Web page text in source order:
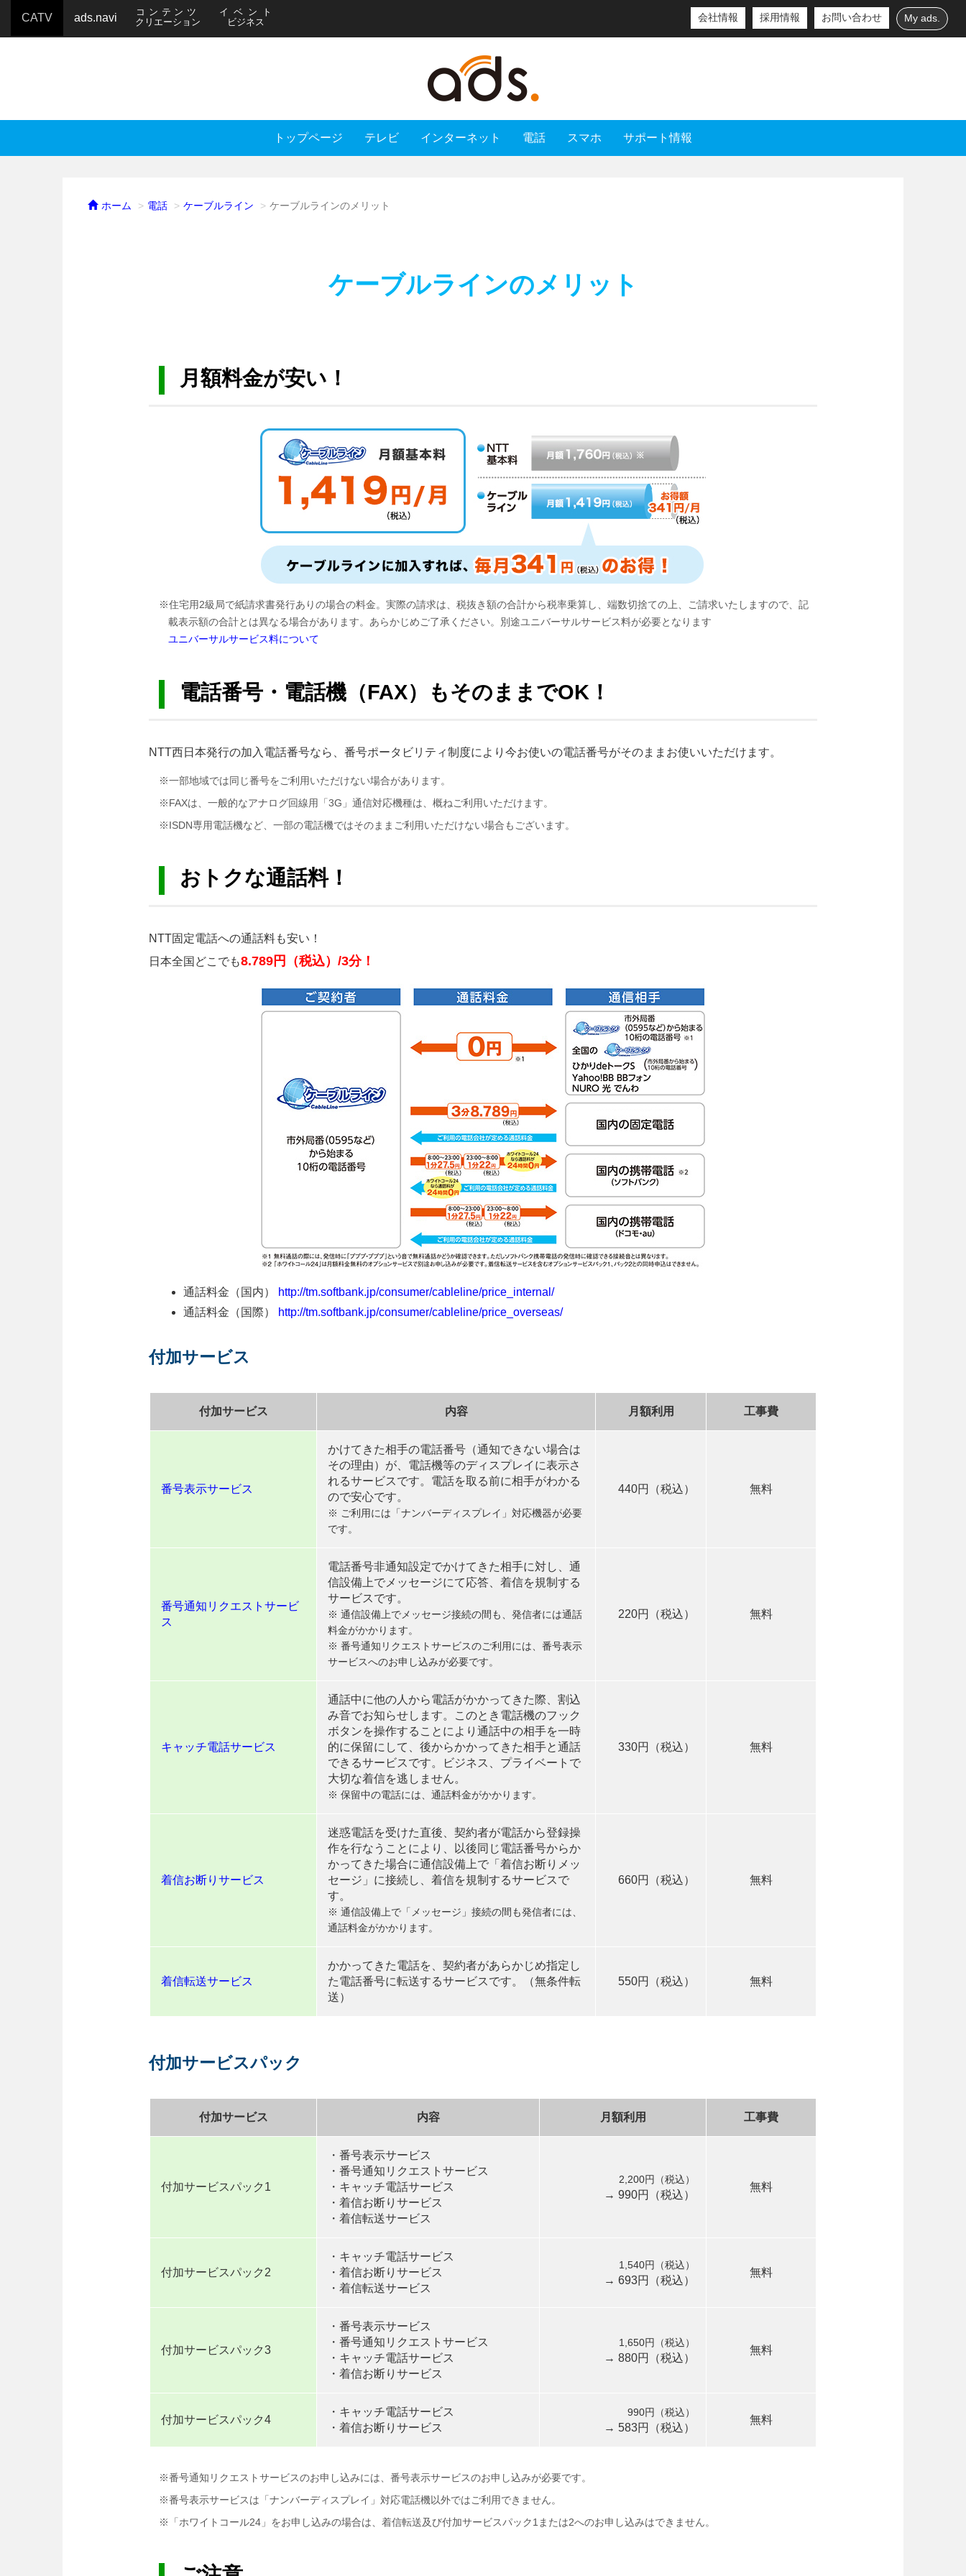
CATV ads.navi
コンテンツ
クリエーション
イベント
ビジネス
会社情報 採用情報 お問い合わせ My ads.
トップページ テレビ インターネット 電話 スマホ サポート情報
ホーム 電話 ケーブルライン ケーブルラインのメリット
ケーブルラインのメリット
月額料金が安い！
※住宅用2級局で紙請求書発行ありの場合の料金。実際の請求は、税抜き額の合計から税率乗算し、端数切捨ての上、ご請求いたしますので、記
載表示額の合計とは異なる場合があります。あらかじめご了承ください。別途ユニバーサルサービス料が必要となります
ユニバーサルサービス料について
電話番号・電話機（FAX）もそのままでOK！
NTT西日本発行の加入電話番号なら、番号ポータビリティ制度により今お使いの電話番号がそのままお使いいただけます。
※一部地域では同じ番号をご利用いただけない場合があります。
※FAXは、一般的なアナログ回線用「3G」通信対応機種は、概ねご利用いただけます。
※ISDN専用電話機など、一部の電話機ではそのままご利用いただけない場合もございます。
おトクな通話料！
NTT固定電話への通話料も安い！
日本全国どこでも8.789円（税込）/3分！
通話料金（国内）
http://tm.softbank.jp/consumer/cableline/price_internal/
通話料金（国際）
http://tm.softbank.jp/consumer/cableline/price_overseas/
付加サービス
付加サービス 内容 月額利用 工事費
番号表示サービス
かけてきた相手の電話番号（通知できない場合は
その理由）が、電話機等のディスプレイに表示さ
れるサービスです。電話を取る前に相手がわかる
ので安心です。
※ ご利用には「ナンバーディスプレイ」対応機器が必要
です。
440円（税込） 無料
番号通知リクエストサービ
ス
電話番号非通知設定でかけてきた相手に対し、通
信設備上でメッセージにて応答、着信を規制する
サービスです。
※ 通信設備上でメッセージ接続の間も、発信者には通話
料金がかかります。
※ 番号通知リクエストサービスのご利用には、番号表示
サービスへのお申し込みが必要です。
220円（税込） 無料
キャッチ電話サービス
通話中に他の人から電話がかかってきた際、割込
み音でお知らせします。このとき電話機のフック
ボタンを操作することにより通話中の相手を一時
的に保留にして、後からかかってきた相手と通話
できるサービスです。ビジネス、プライベートで
大切な着信を逃しません。
※ 保留中の電話には、通話料金がかかります。
330円（税込） 無料
着信お断りサービス
迷惑電話を受けた直後、契約者が電話から登録操
作を行なうことにより、以後同じ電話番号からか
かってきた場合に通信設備上で「着信お断りメッ
セージ」に接続し、着信を規制するサービスで
す。
※ 通信設備上で「メッセージ」接続の間も発信者には、
通話料金がかかります。
660円（税込） 無料
着信転送サービス
かかってきた電話を、契約者があらかじめ指定し
た電話番号に転送するサービスです。（無条件転
送）
550円（税込） 無料
付加サービスパック
付加サービス 内容 月額利用 工事費
付加サービスパック1
・番号表示サービス
・番号通知リクエストサービス
・キャッチ電話サービス
・着信お断りサービス
・着信転送サービス
2,200円（税込）
→ 990円（税込）
無料
付加サービスパック2
・キャッチ電話サービス
・着信お断りサービス
・着信転送サービス
1,540円（税込）
→ 693円（税込）
無料
付加サービスパック3
・番号表示サービス
・番号通知リクエストサービス
・キャッチ電話サービス
・着信お断りサービス
1,650円（税込）
→ 880円（税込）
無料
付加サービスパック4
・キャッチ電話サービス
・着信お断りサービス
990円（税込）
→ 583円（税込）
無料
※番号通知リクエストサービスのお申し込みには、番号表示サービスのお申し込みが必要です。
※番号表示サービスは「ナンバーディスプレイ」対応電話機以外ではご利用できません。
※「ホワイトコール24」をお申し込みの場合は、着信転送及び付加サービスパック1または2へのお申し込みはできません。